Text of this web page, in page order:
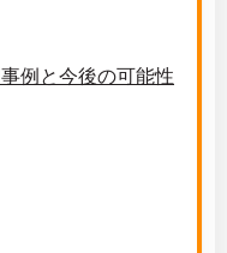
例と今後の可能性